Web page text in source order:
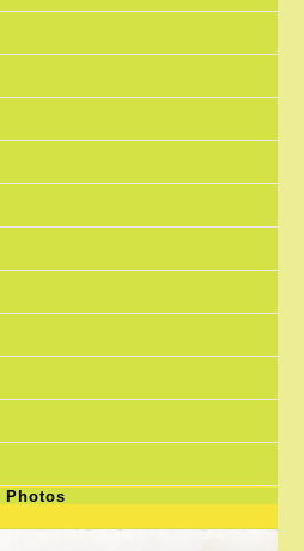
Photos